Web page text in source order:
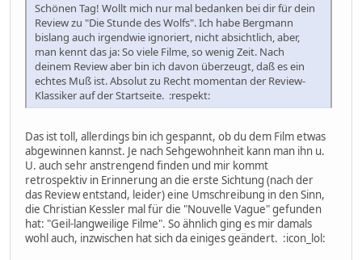
Schönen Tag! Wollt mich nur mal bedanken bei dir für dein
Review zu "Die Stunde des Wolfs". Ich habe Bergmann
bislang auch irgendwie ignoriert, nicht absichtlich, aber,
man kennt das ja: So viele Filme, so wenig Zeit. Nach
deinem Review aber bin ich davon überzeugt, daß es ein
echtes Muß ist. Absolut zu Recht momentan der Review-
Klassiker auf der Startseite. :respekt:
Das ist toll, allerdings bin ich gespannt, ob du dem Film etwas
abgewinnen kannst. Je nach Sehgewohnheit kann man ihn u.
U. auch sehr anstrengend finden und mir kommt
retrospektiv in Erinnerung an die erste Sichtung (nach der
das Review entstand, leider) eine Umschreibung in den Sinn,
die Christian Kessler mal für die "Nouvelle Vague" gefunden
hat: "Geil-langweilige Filme". So ähnlich ging es mir damals
wohl auch, inzwischen hat sich da einiges geändert. :icon_lol: